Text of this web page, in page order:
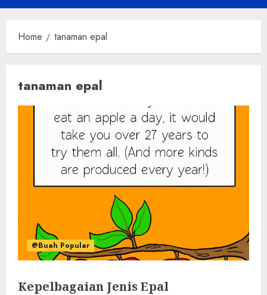
Menu
Home tanaman epal
tanaman epal
@Buah Popular
Kepelbagaian Jenis Epal